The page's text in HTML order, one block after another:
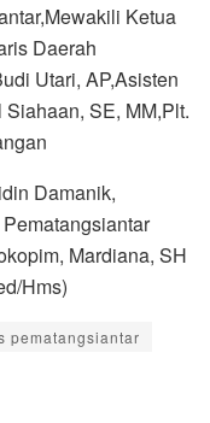
Ketua
Daerah
Utari, AP,Asisten
SE, MM,Plt.
Damanik,
Mardiana, SH
Hms)
pematangsiantar